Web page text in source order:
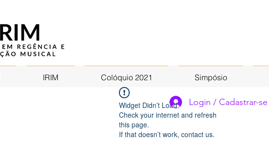
IRIM Colóquio 2021 Simpósio
Widget Didn’t Load
Check your internet and refresh
this page.
If that doesn’t work, contact us.
Login / Cadastrar-se